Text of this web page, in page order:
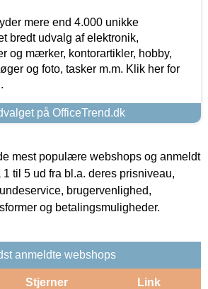
mere end 4.000 unikke
bredt udvalg af elektronik,
og mærker, kontorartikler, hobby,
og foto, tasker m.m. Klik her for
på OfficeTrend.dk
mest populære webshops og anmeldt
til 5 ud fra bl.a. deres prisniveau,
brugervenlighed,
og betalingsmuligheder.
anmeldte webshops
Stjerner Link